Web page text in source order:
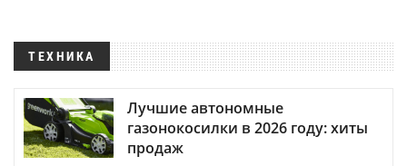
ТЕХНИКА
Лучшие автономные
газонокосилки в 2026 году: хиты
продаж